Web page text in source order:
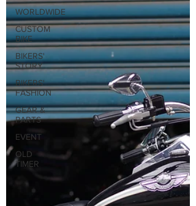
WORLDWIDE
CUSTOM
BIKE
BIKERS'
STORY
BIKERS'
FASHION
GEAR &
PARTS
EVENT
OLD
TIMER